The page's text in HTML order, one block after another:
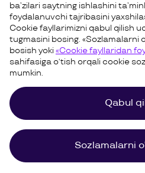
©
Cookie siyosati
ba’zilari saytning ishlashini
foydalanuvchi tajribasini
Cookie fayllarimizni qabul qilish
tugmasini bosing. «Sozlamalarni
bosish yoki «Cookie fayllaridan
sahifasiga o‘tish orqali cookie
mumkin.
Qabul
Sozlamalarni